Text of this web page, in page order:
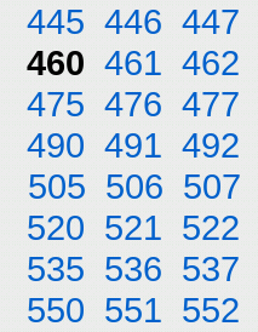
445 446 447
460 461 462
475 476 477
490 491 492
505 506 507
520 521 522
535 536 537
550 551 552